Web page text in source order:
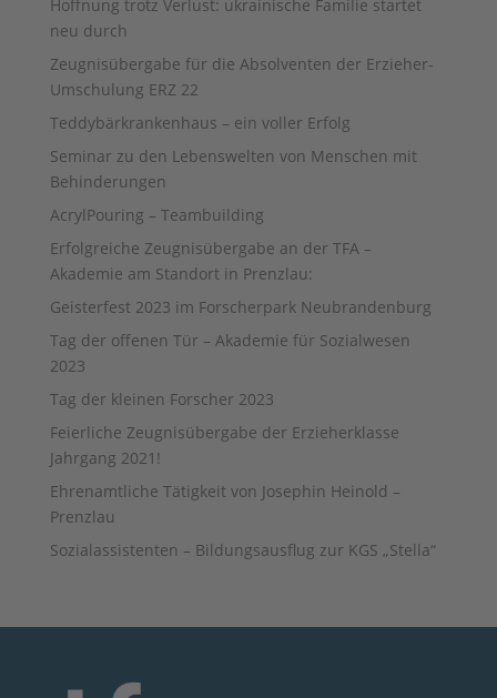
Hoffnung trotz Verlust: ukrainische Familie startet
neu durch
Zeugnisübergabe für die Absolventen der Erzieher-
Umschulung ERZ 22
Teddybärkrankenhaus – ein voller Erfolg
Seminar zu den Lebenswelten von Menschen mit
Behinderungen
AcrylPouring – Teambuilding
Erfolgreiche Zeugnisübergabe an der TFA –
Akademie am Standort in Prenzlau:
Geisterfest 2023 im Forscherpark Neubrandenburg
Tag der offenen Tür – Akademie für Sozialwesen
2023
Tag der kleinen Forscher 2023
Feierliche Zeugnisübergabe der Erzieherklasse
Jahrgang 2021!
Ehrenamtliche Tätigkeit von Josephin Heinold –
Prenzlau
Sozialassistenten – Bildungsausflug zur KGS „Stella“